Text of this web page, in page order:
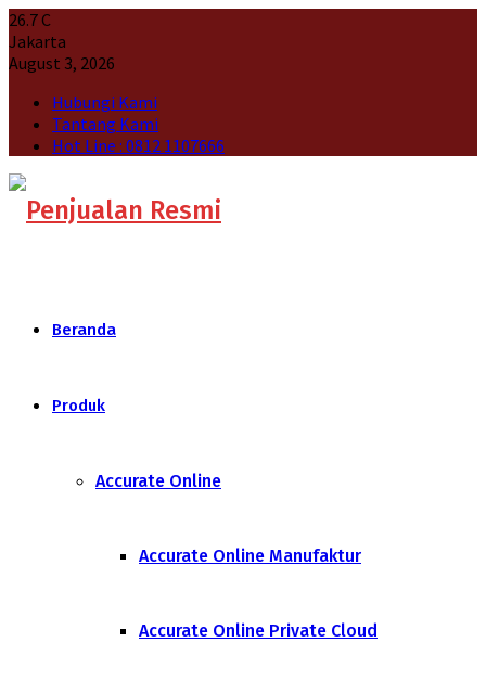
26.7C
Jakarta
August 3, 2026
Hubungi Kami
Tantang Kami
Hot Line : 0812 1107666
Beranda
Produk
Accurate Online
Accurate Online Manufaktur
Accurate Online Private Cloud